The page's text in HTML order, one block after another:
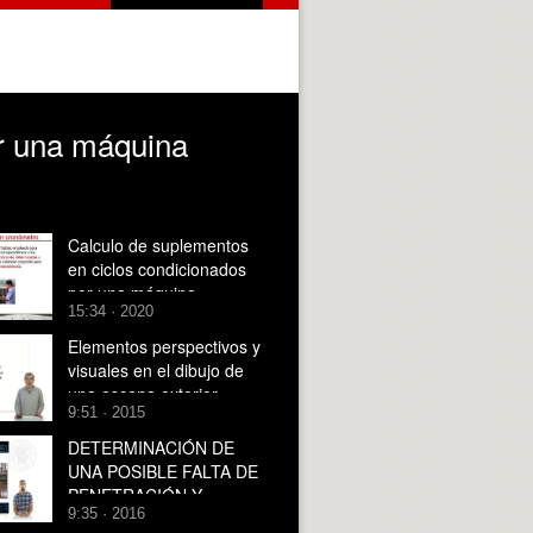
una máquina
Calculo de suplementos
en ciclos condicionados
por una máquina
15:34 · 2020
Elementos perspectivos y
visuales en el dibujo de
una escena exterior
9:51 · 2015
DETERMINACIÓN DE
UNA POSIBLE FALTA DE
PENETRACIÓN Y
POROSIDAD EN UNA
9:35 · 2016